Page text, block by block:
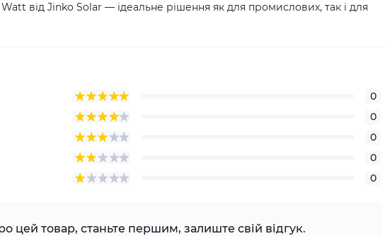
від Jinko Solar — ідеальне рішення як для промислових, так і для
0
0
0
0
0
цей товар, станьте першим, залиште свій відгук.